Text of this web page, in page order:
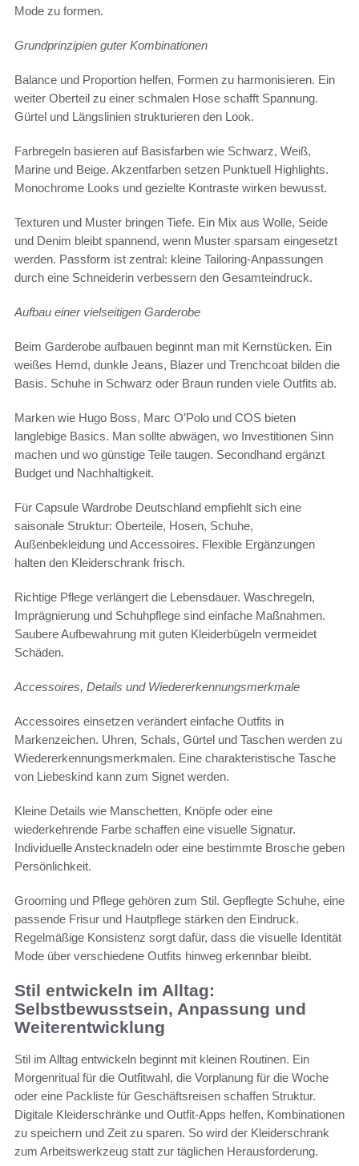
Mode zu formen.
Grundprinzipien guter Kombinationen
Balance und Proportion helfen, Formen zu harmonisieren. Ein
weiter Oberteil zu einer schmalen Hose schafft Spannung.
Gürtel und Längslinien strukturieren den Look.
Farbregeln basieren auf Basisfarben wie Schwarz, Weiß,
Marine und Beige. Akzentfarben setzen Punktuell Highlights.
Monochrome Looks und gezielte Kontraste wirken bewusst.
Texturen und Muster bringen Tiefe. Ein Mix aus Wolle, Seide
und Denim bleibt spannend, wenn Muster sparsam eingesetzt
werden. Passform ist zentral: kleine Tailoring-Anpassungen
durch eine Schneiderin verbessern den Gesamteindruck.
Aufbau einer vielseitigen Garderobe
Beim Garderobe aufbauen beginnt man mit Kernstücken. Ein
weißes Hemd, dunkle Jeans, Blazer und Trenchcoat bilden die
Basis. Schuhe in Schwarz oder Braun runden viele Outfits ab.
Marken wie Hugo Boss, Marc O’Polo und COS bieten
langlebige Basics. Man sollte abwägen, wo Investitionen Sinn
machen und wo günstige Teile taugen. Secondhand ergänzt
Budget und Nachhaltigkeit.
Für Capsule Wardrobe Deutschland empfiehlt sich eine
saisonale Struktur: Oberteile, Hosen, Schuhe,
Außenbekleidung und Accessoires. Flexible Ergänzungen
halten den Kleiderschrank frisch.
Richtige Pflege verlängert die Lebensdauer. Waschregeln,
Imprägnierung und Schuhpflege sind einfache Maßnahmen.
Saubere Aufbewahrung mit guten Kleiderbügeln vermeidet
Schäden.
Accessoires, Details und Wiedererkennungsmerkmale
Accessoires einsetzen verändert einfache Outfits in
Markenzeichen. Uhren, Schals, Gürtel und Taschen werden zu
Wiedererkennungsmerkmalen. Eine charakteristische Tasche
von Liebeskind kann zum Signet werden.
Kleine Details wie Manschetten, Knöpfe oder eine
wiederkehrende Farbe schaffen eine visuelle Signatur.
Individuelle Anstecknadeln oder eine bestimmte Brosche geben
Persönlichkeit.
Grooming und Pflege gehören zum Stil. Gepflegte Schuhe, eine
passende Frisur und Hautpflege stärken den Eindruck.
Regelmäßige Konsistenz sorgt dafür, dass die visuelle Identität
Mode über verschiedene Outfits hinweg erkennbar bleibt.
Stil entwickeln im Alltag:
Selbstbewusstsein, Anpassung und
Weiterentwicklung
Stil im Alltag entwickeln beginnt mit kleinen Routinen. Ein
Morgenritual für die Outfitwahl, die Vorplanung für die Woche
oder eine Packliste für Geschäftsreisen schaffen Struktur.
Digitale Kleiderschränke und Outfit-Apps helfen, Kombinationen
zu speichern und Zeit zu sparen. So wird der Kleiderschrank
zum Arbeitswerkzeug statt zur täglichen Herausforderung.